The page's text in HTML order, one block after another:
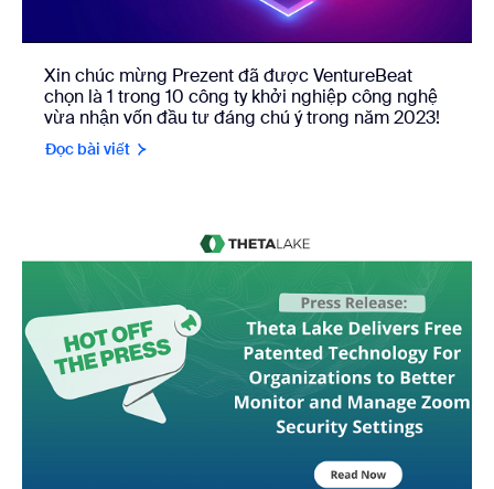
Xin chúc mừng Prezent đã được VentureBeat
chọn là 1 trong 10 công ty khởi nghiệp công nghệ
vừa nhận vốn đầu tư đáng chú ý trong năm 2023!
Đọc bài viết